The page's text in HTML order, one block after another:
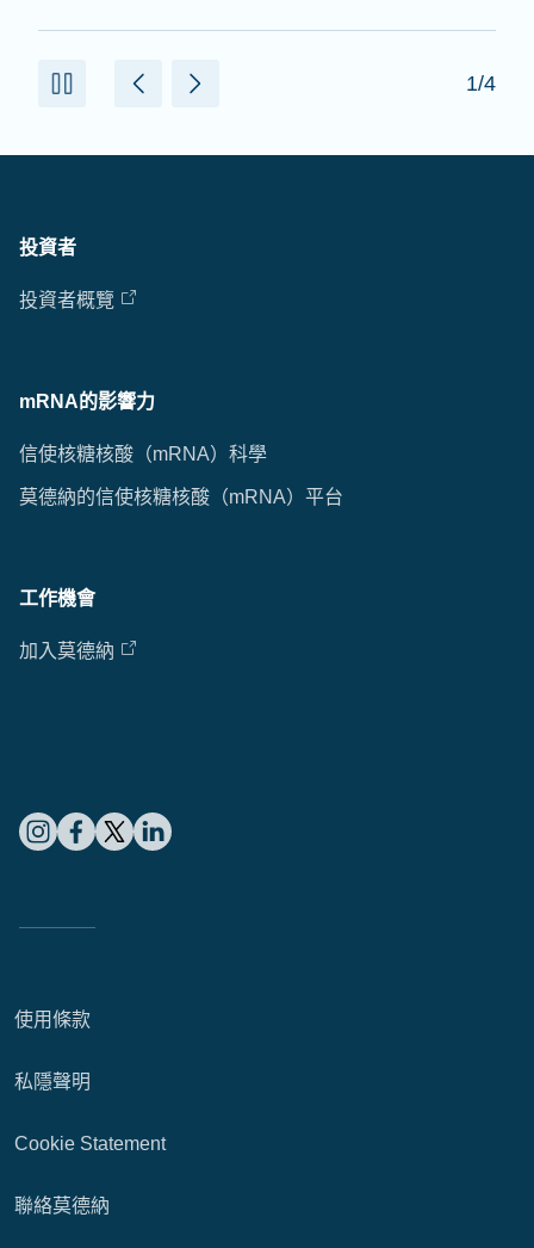
1/4
投資者
投資者概覽
mRNA的影響力
信使核糖核酸（mRNA）科學
莫德納的信使核糖核酸（mRNA）平台
工作機會
加入莫德納
使用條款
私隱聲明
Cookie Statement
聯絡莫德納